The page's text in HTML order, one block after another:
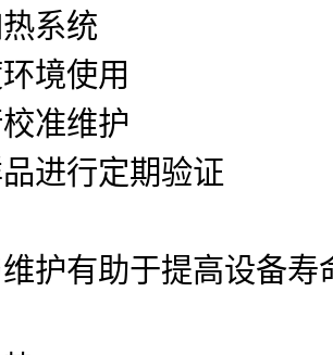
系统
境使用
准维护
进行定期验证
护有助于提高设备寿